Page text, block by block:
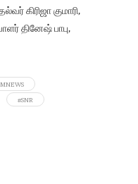
கிரிஜா குமாரி,
தினேஷ் பாபு,
#SNR